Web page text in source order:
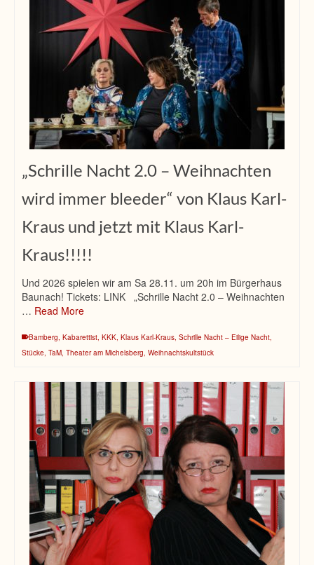
„Schrille Nacht 2.0 – Weihnachten
wird immer bleeder“ von Klaus Karl-
Kraus und jetzt mit Klaus Karl-
Kraus!!!!!
Und 2026 spielen wir am Sa 28.11. um 20h im Bürgerhaus
Baunach! Tickets: LINK „Schrille Nacht 2.0 – Weihnachten
… Read More
Bamberg, Kabarettist, KKK, Klaus Karl-Kraus, Schrille Nacht – Eilige Nacht,
Stücke, TaM, Theater am Michelsberg, Weihnachtskultstück